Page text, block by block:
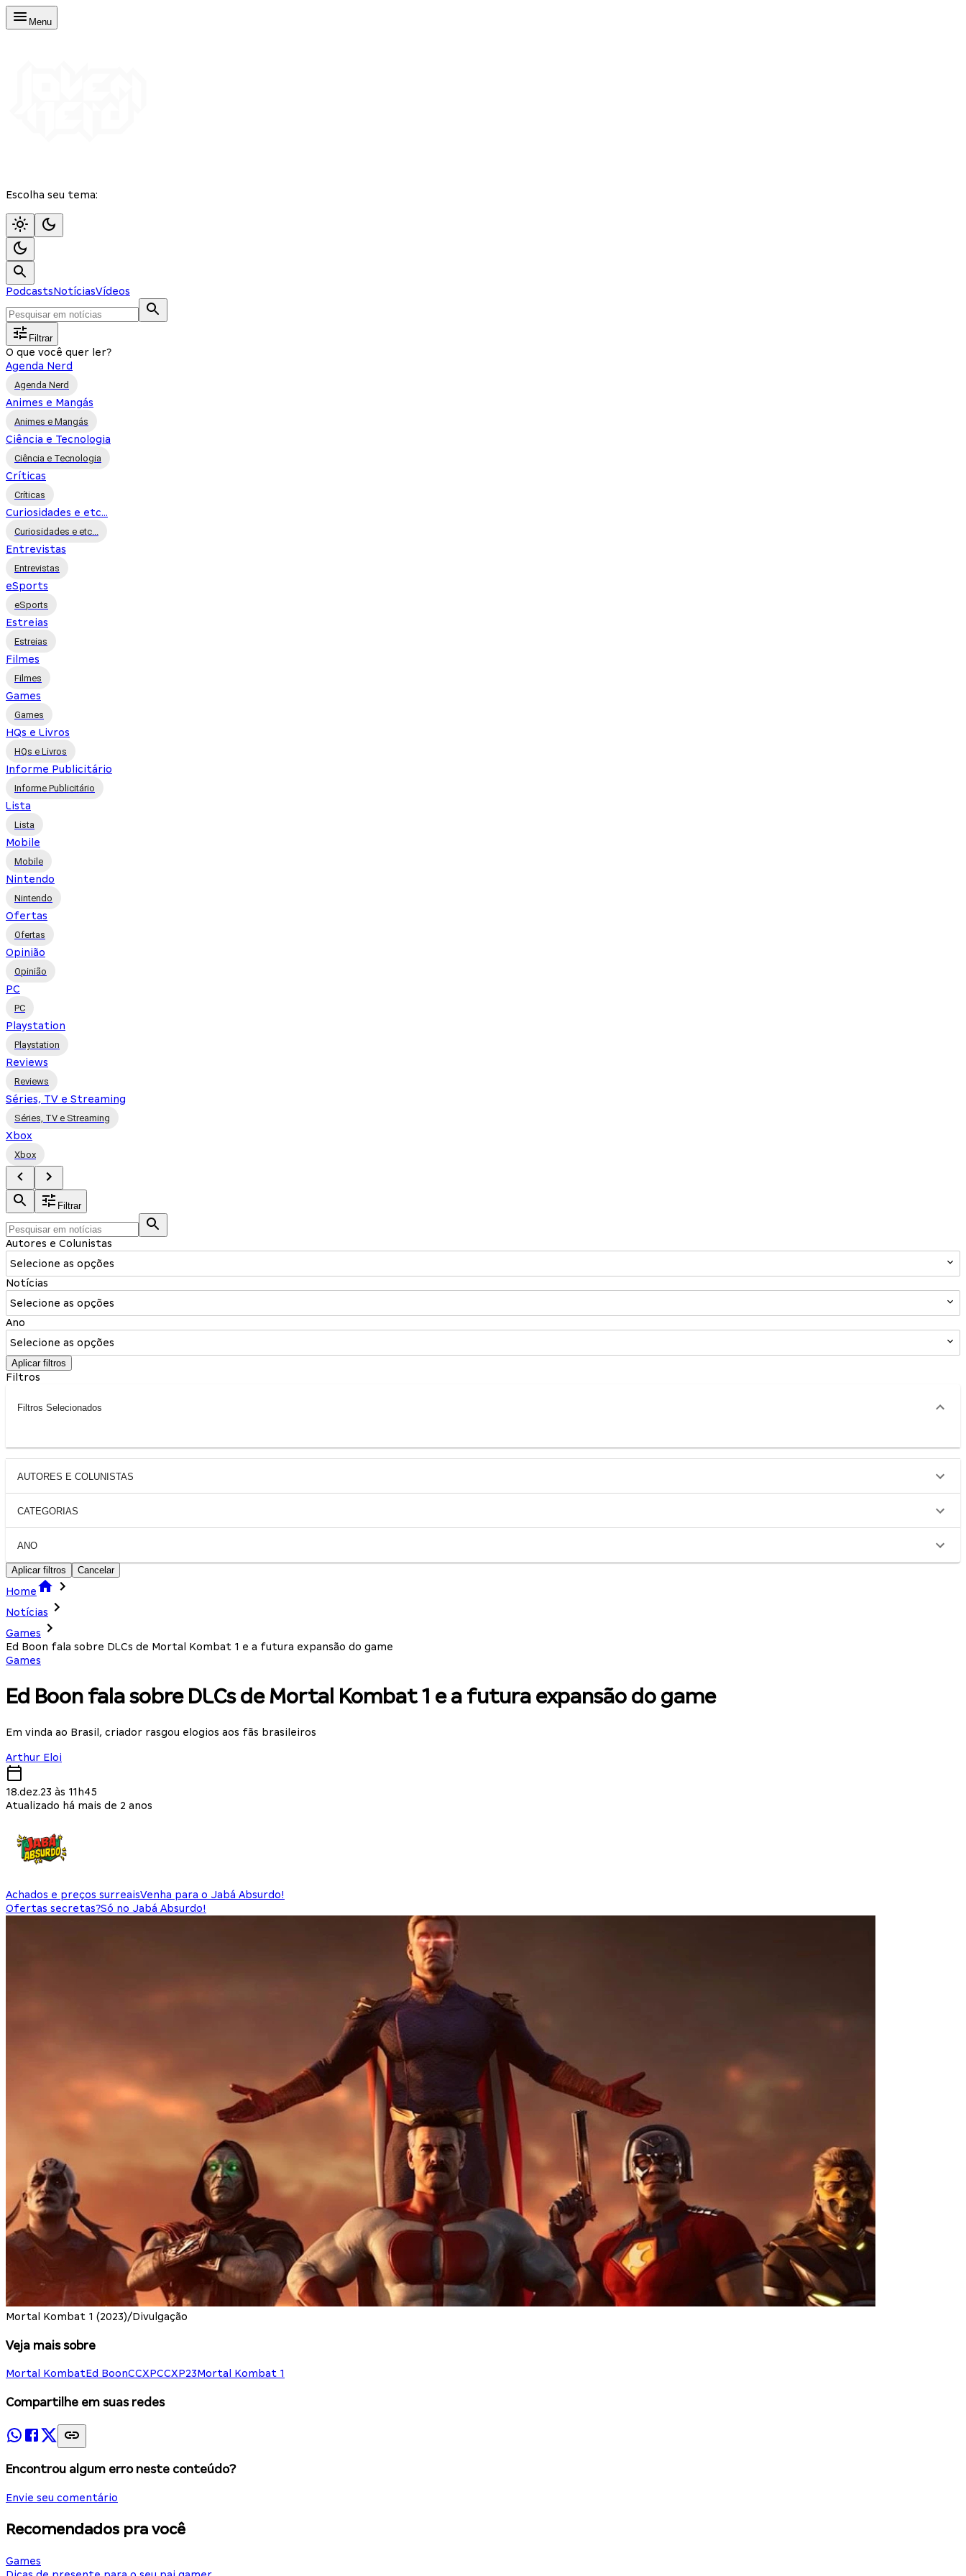
Menu
Escolha seu tema:
PodcastsNotíciasVídeos
Filtrar
O que você quer ler?
Agenda Nerd
Agenda Nerd
Animes e Mangás
Animes e Mangás
Ciência e Tecnologia
Ciência e Tecnologia
Críticas
Críticas
Curiosidades e etc...
Curiosidades e etc...
Entrevistas
Entrevistas
eSports
eSports
Estreias
Estreias
Filmes
Filmes
Games
Games
HQs e Livros
HQs e Livros
Informe Publicitário
Informe Publicitário
Lista
Lista
Mobile
Mobile
Nintendo
Nintendo
Ofertas
Ofertas
Opinião
Opinião
PC
PC
Playstation
Playstation
Reviews
Reviews
Séries, TV e Streaming
Séries, TV e Streaming
Xbox
Xbox
Filtrar
Autores e Colunistas
Selecione as opções
Notícias
Selecione as opções
Ano
Selecione as opções
Aplicar filtros
Filtros
Filtros Selecionados
AUTORES E COLUNISTAS
CATEGORIAS
ANO
Aplicar filtros Cancelar
Home
Notícias
Games
Ed Boon fala sobre DLCs de Mortal Kombat 1 e a futura expansão do game
Games
Ed Boon fala sobre DLCs de Mortal Kombat 1 e a futura expansão do game
Em vinda ao Brasil, criador rasgou elogios aos fãs brasileiros
Arthur Eloi
18.dez.23 às 11h45
Atualizado há mais de 2 anos
Achados e preços surreaisVenha para o Jabá Absurdo!
Ofertas secretas?Só no Jabá Absurdo!
Mortal Kombat 1 (2023)/Divulgação
Veja mais sobre
Mortal KombatEd BoonCCXPCCXP23Mortal Kombat 1
Compartilhe em suas redes
Encontrou algum erro neste conteúdo?
Envie seu comentário
Recomendados pra você
Games